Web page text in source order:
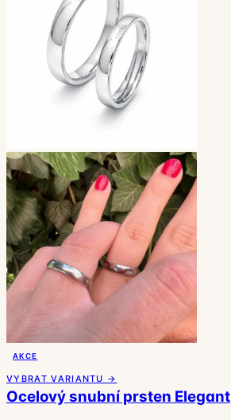
AKCE
VYBRAT VARIANTU →
Ocelový snubní prsten Elegant